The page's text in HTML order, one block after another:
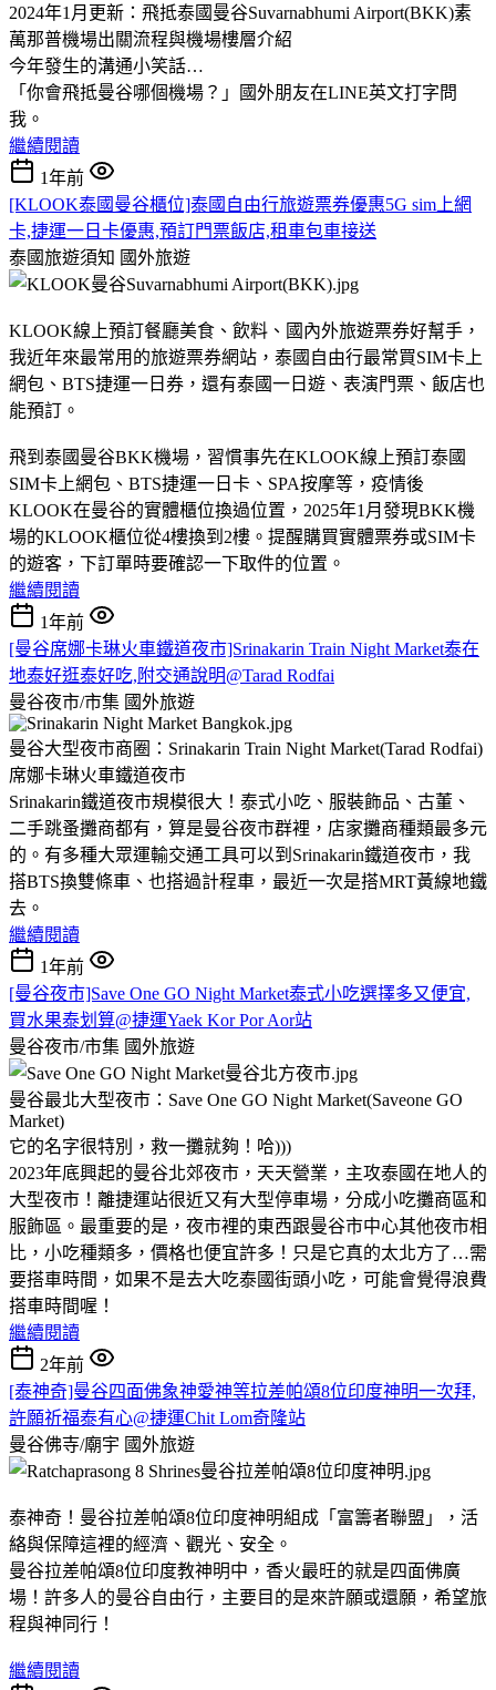
2024年1月更新：飛抵泰國曼谷Suvarnabhumi Airport(BKK)素
萬那普機場出關流程與機場樓層介紹
今年發生的溝通小笑話…
「你會飛抵曼谷哪個機場？」國外朋友在LINE英文打字問
我。
繼續閱讀
1年前
[KLOOK泰國曼谷櫃位]泰國自由行旅遊票券優惠5G sim上網
卡,捷運一日卡優惠,預訂門票飯店,租車包車接送
泰國旅遊須知 國外旅遊
KLOOK線上預訂餐廳美食、飲料、國內外旅遊票券好幫手，
我近年來最常用的旅遊票券網站，泰國自由行最常買SIM卡上
網包、BTS捷運一日券，還有泰國一日遊、表演門票、飯店也
能預訂。
飛到泰國曼谷BKK機場，習慣事先在KLOOK線上預訂泰國
SIM卡上網包、BTS捷運一日卡、SPA按摩等，疫情後
KLOOK在曼谷的實體櫃位換過位置，2025年1月發現BKK機
場的KLOOK櫃位從4樓換到2樓。提醒購買實體票券或SIM卡
的遊客，下訂單時要確認一下取件的位置。
繼續閱讀
1年前
[曼谷席娜卡琳火車鐵道夜市]Srinakarin Train Night Market泰在
地泰好逛泰好吃,附交通說明@Tarad Rodfai
曼谷夜市/市集 國外旅遊
曼谷大型夜市商圈：Srinakarin Train Night Market(Tarad Rodfai)
席娜卡琳火車鐵道夜市
Srinakarin鐵道夜市規模很大！泰式小吃、服裝飾品、古董、
二手跳蚤攤商都有，算是曼谷夜市群裡，店家攤商種類最多元
的。有多種大眾運輸交通工具可以到Srinakarin鐵道夜市，我
搭BTS換雙條車、也搭過計程車，最近一次是搭MRT黃線地鐵
去。
繼續閱讀
1年前
[曼谷夜市]Save One GO Night Market泰式小吃選擇多又便宜,
買水果泰划算@捷運Yaek Kor Por Aor站
曼谷夜市/市集 國外旅遊
曼谷最北大型夜市：Save One GO Night Market(Saveone GO
Market)
它的名字很特別，救一攤就夠！哈)))
2023年底興起的曼谷北郊夜市，天天營業，主攻泰國在地人的
大型夜市！離捷運站很近又有大型停車場，分成小吃攤商區和
服飾區。最重要的是，夜市裡的東西跟曼谷市中心其他夜市相
比，小吃種類多，價格也便宜許多！只是它真的太北方了…需
要搭車時間，如果不是去大吃泰國街頭小吃，可能會覺得浪費
搭車時間喔！
繼續閱讀
2年前
[泰神奇]曼谷四面佛象神愛神等拉差帕頌8位印度神明一次拜,
許願祈福泰有心@捷運Chit Lom奇隆站
曼谷佛寺/廟宇 國外旅遊
泰神奇！曼谷拉差帕頌8位印度神明組成「富籌者聯盟」，活
絡與保障這裡的經濟、觀光、安全。
曼谷拉差帕頌8位印度教神明中，香火最旺的就是四面佛廣
場！許多人的曼谷自由行，主要目的是來許願或還願，希望旅
程與神同行！
繼續閱讀